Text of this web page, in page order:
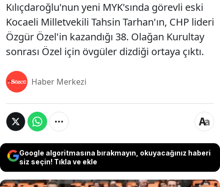
Kılıçdaroğlu'nun yeni MYK'sında görevli eski
Kocaeli Milletvekili Tahsin Tarhan'ın, CHP lideri
Özgür Özel'in kazandığı 38. Olağan Kurultay
sonrası Özel için övgüler dizdiği ortaya çıktı.
Haber Merkezi
Google algoritmasına bırakmayın, okuyacağınız haberi
siz seçin! Tıkla ve ekle